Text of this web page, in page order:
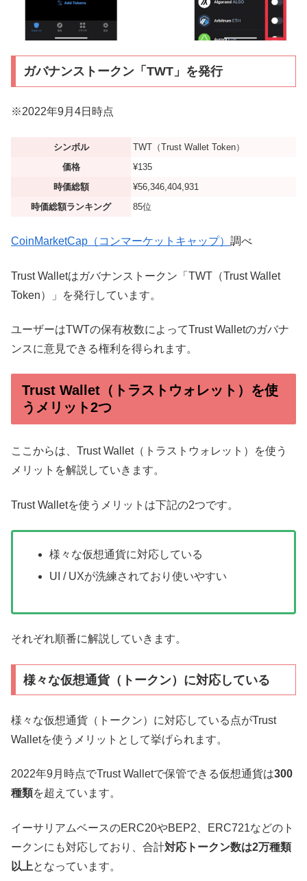
ガバナンストークン「TWT」を発行
※2022年9月4日時点
シンボル
TWT（Trust Wallet Token）
価格
¥135
時価総額
¥56,346,404,931
時価総額ランキング
85位
CoinMarketCap（コンマーケットキャップ） 調べ
Trust Walletはガバナンストークン「TWT（Trust Wallet
Token）」を発行しています。
ユーザーはTWTの保有枚数によってTrust Walletのガバナ
ンスに意見できる権利を得られます。
Trust Wallet（トラストウォレット）を使
うメリット2つ
ここからは、Trust Wallet（トラストウォレット）を使う
メリットを解説していきます。
Trust Walletを使うメリットは下記の2つです。
様々な仮想通貨に対応している
UI / UXが洗練されており使いやすい
それぞれ順番に解説していきます。
様々な仮想通貨（トークン）に対応している
様々な仮想通貨（トークン）に対応している点がTrust
Walletを使うメリットとして挙げられます。
2022年9月時点でTrust Walletで保管できる仮想通貨は300
種類を超えています。
イーサリアムベースのERC20やBEP2、ERC721などのト
ークンにも対応しており、合計対応トークン数は2万種類
以上となっています。